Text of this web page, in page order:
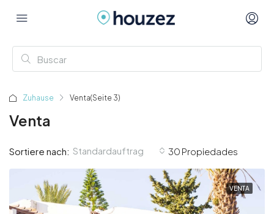
Zuhause Venta(Seite 3)
Venta
30 Propiedades
Sortiere nach: Standardauftrag
VENTA